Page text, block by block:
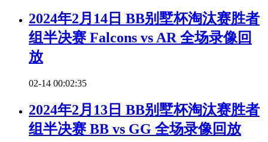
2024年2月14日 BB别墅杯淘汰赛胜者
组半决赛 Falcons vs AR 全场录像回
放
02-14 00:02:35
2024年2月13日 BB别墅杯淘汰赛胜者
组半决赛 BB vs GG 全场录像回放